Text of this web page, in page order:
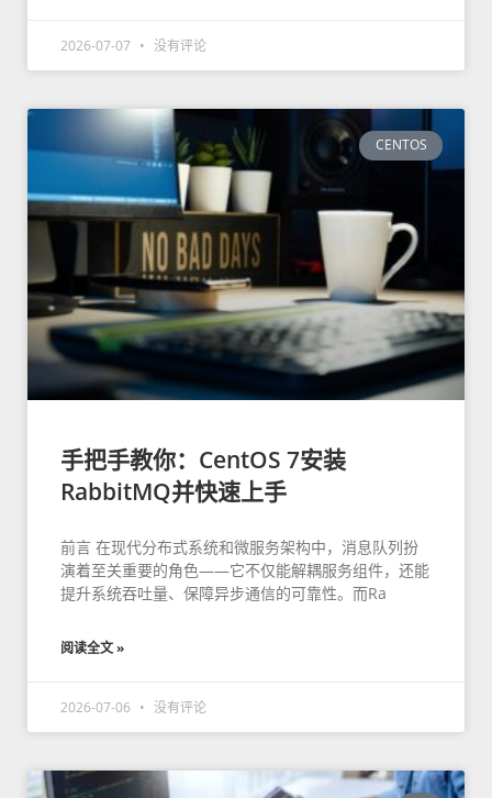
2026-07-07 没有评论
CENTOS
手把手教你：CentOS 7安装
RabbitMQ并快速上手
前言 在现代分布式系统和微服务架构中，消息队列扮
演着至关重要的角色——它不仅能解耦服务组件，还能
提升系统吞吐量、保障异步通信的可靠性。而Ra
阅读全文 »
2026-07-06 没有评论